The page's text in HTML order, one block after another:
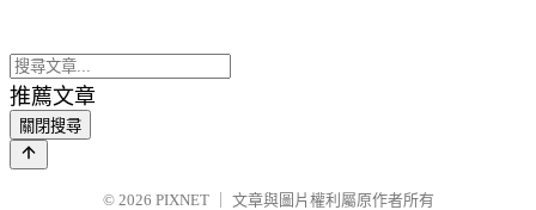
推薦文章
關閉搜尋
© 2026 PIXNET
文章與圖片權利屬原作者所有